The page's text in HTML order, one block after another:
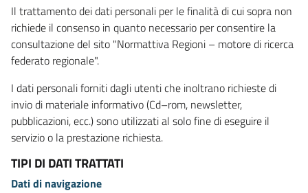
Il trattamento dei dati personali per le finalità di cui sopra non
richiede il consenso in quanto necessario per consentire la
consultazione del sito "Normattiva Regioni – motore di ricerca
federato regionale".
I dati personali forniti dagli utenti che inoltrano richieste di
invio di materiale informativo (Cd–rom, newsletter,
pubblicazioni, ecc.) sono utilizzati al solo fine di eseguire il
servizio o la prestazione richiesta.
TIPI DI DATI TRATTATI
Dati di navigazione